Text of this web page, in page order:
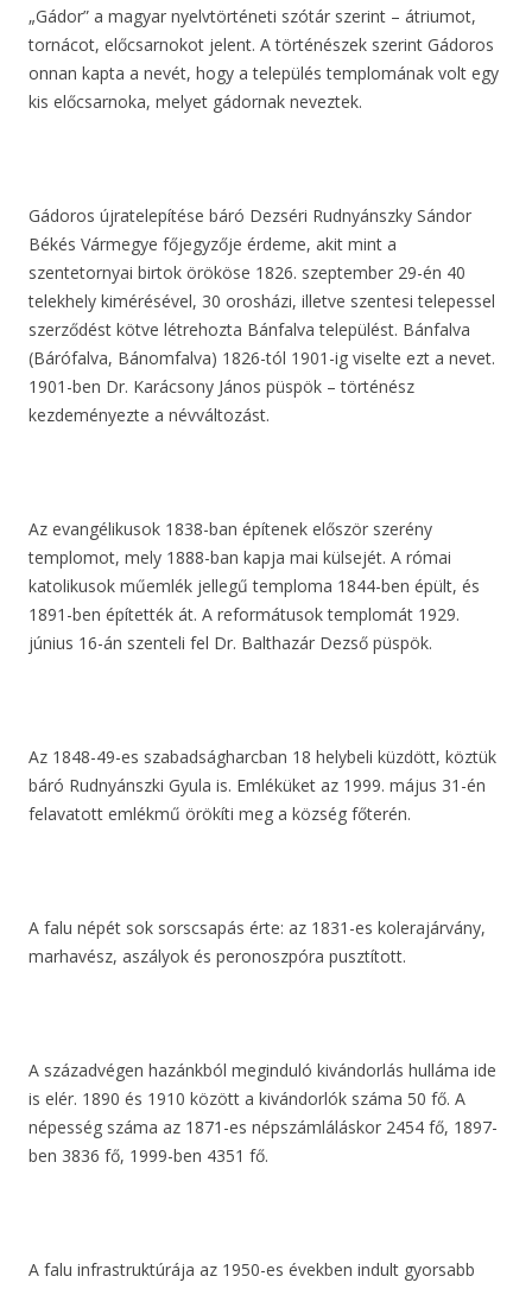
„Gádor” a magyar nyelvtörténeti szótár szerint – átriumot,
tornácot, előcsarnokot jelent. A történészek szerint Gádoros
onnan kapta a nevét, hogy a település templomának volt egy
kis előcsarnoka, melyet gádornak neveztek.
Gádoros újratelepítése báró Dezséri Rudnyánszky Sándor
Békés Vármegye főjegyzője érdeme, akit mint a
szentetornyai birtok örököse 1826. szeptember 29-én 40
telekhely kimérésével, 30 orosházi, illetve szentesi telepessel
szerződést kötve létrehozta Bánfalva települést. Bánfalva
(Bárófalva, Bánomfalva) 1826-tól 1901-ig viselte ezt a nevet.
1901-ben Dr. Karácsony János püspök – történész
kezdeményezte a névváltozást.
Az evangélikusok 1838-ban építenek először szerény
templomot, mely 1888-ban kapja mai külsejét. A római
katolikusok műemlék jellegű temploma 1844-ben épült, és
1891-ben építették át. A reformátusok templomát 1929.
június 16-án szenteli fel Dr. Balthazár Dezső püspök.
Az 1848-49-es szabadságharcban 18 helybeli küzdött, köztük
báró Rudnyánszki Gyula is. Emléküket az 1999. május 31-én
felavatott emlékmű örökíti meg a község főterén.
A falu népét sok sorscsapás érte: az 1831-es kolerajárvány,
marhavész, aszályok és peronoszpóra pusztított.
A századvégen hazánkból meginduló kivándorlás hulláma ide
is elér. 1890 és 1910 között a kivándorlók száma 50 fő. A
népesség száma az 1871-es népszámláláskor 2454 fő, 1897-
ben 3836 fő, 1999-ben 4351 fő.
A falu infrastruktúrája az 1950-es években indult gyorsabb